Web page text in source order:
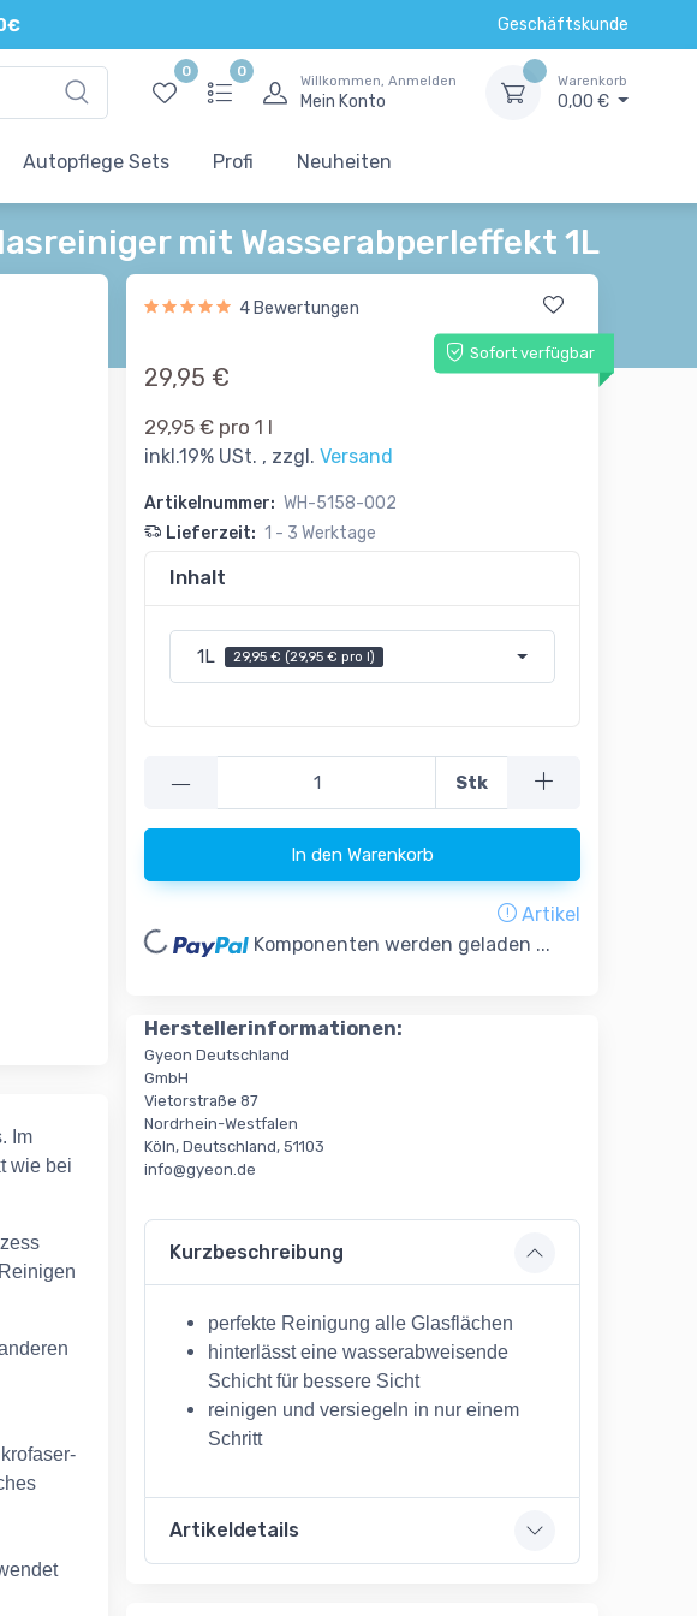
Geschäftskunde
0 0
Willkommen, Anmelden
Mein Konto
Warenkorb
0,00 €
Autopflege Sets Profi Neuheiten
mit Wasserabperleffekt 1L
Im
wie bei
4 Bewertungen
Sofort verfügbar
29,95 €
29,95 € pro 1 l
inkl.19% USt. , zzgl. Versand
Artikelnummer: WH-5158-002
Lieferzeit: 1 - 3 Werktage
Inhalt
1L 29,95 € (29,95 € pro l)
— Stk
In den Warenkorb
Artikel
Loading... Komponenten werden geladen ...
Herstellerinformationen:
Gyeon Deutschland
GmbH
Vietorstraße 87
Nordrhein-Westfalen
Köln, Deutschland, 51103
info@gyeon.de
Kurzbeschreibung
perfekte Reinigung alle Glasflächen
hinterlässt eine wasserabweisende
Schicht für bessere Sicht
reinigen und versiegeln in nur einem
Schritt
Artikeldetails